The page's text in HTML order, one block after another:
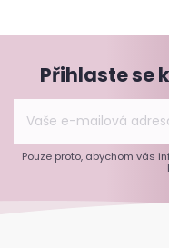
Přihlaste se
Pouze proto, abychom vás